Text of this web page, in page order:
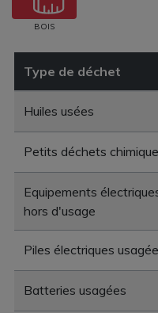
Type de déchet
Huiles usées
Petits déchets
Equipements
hors d'usage
Piles électriques
Batteries usagées
BOIS